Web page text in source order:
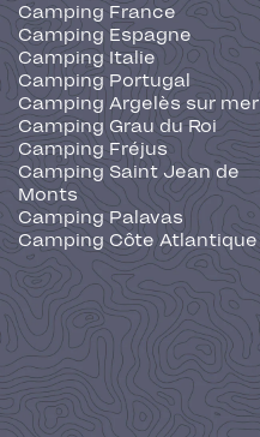
Camping France
Camping Espagne
Camping Italie
Camping Portugal
Camping Argelès sur mer
Camping Grau du Roi
Camping Fréjus
Camping Saint Jean de
Monts
Camping Palavas
Camping Côte Atlantique